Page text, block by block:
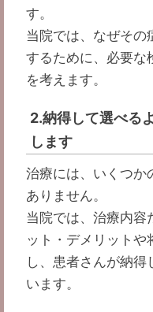
す。
当院では、なぜその
するために、必要な
を考えます。
2.納得して選べる
します
治療には、いくつか
ありません。
当院では、治療内容
ット・デメリット
し、患者さんが納得
います。